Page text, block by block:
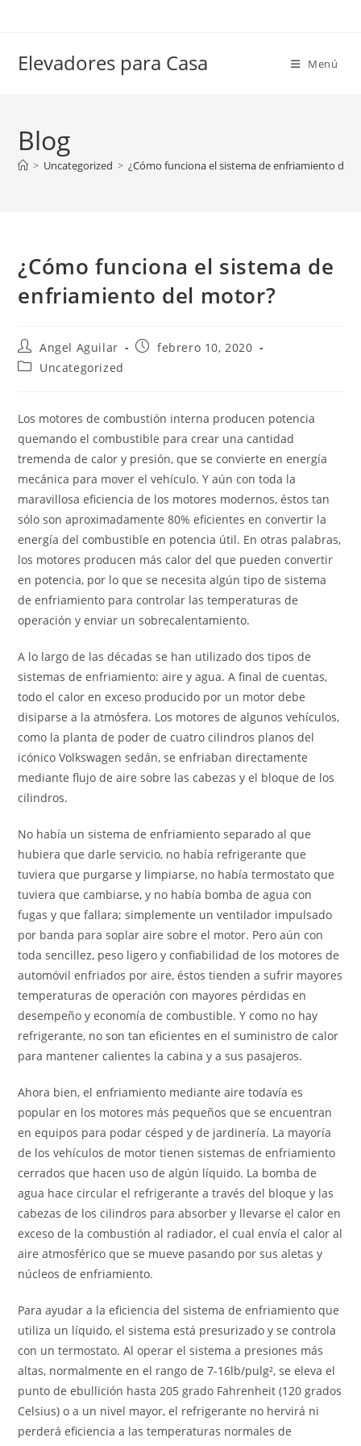
Elevadores para Casa Menú
Blog
> Uncategorized > ¿Cómo funciona el sistema de enfriamiento del
¿Cómo funciona el sistema de
enfriamiento del motor?
Autor
de
la
Angel Aguilar
Publicación
febrero 10, 2020
Categoría
entrada:
Uncategorized
Los motores de combustión interna producen potencia
quemando el combustible para crear una cantidad
tremenda de calor y presión, que se convierte en energía
mecánica para mover el vehículo. Y aún con toda la
maravillosa eficiencia de los motores modernos, éstos tan
sólo son aproximadamente 80% eficientes en convertir la
energía del combustible en potencia útil. En otras palabras,
los motores producen más calor del que pueden convertir
en potencia, por lo que se necesita algún tipo de sistema
de enfriamiento para controlar las temperaturas de
operación y enviar un sobrecalentamiento.
A lo largo de las décadas se han utilizado dos tipos de
sistemas de enfriamiento: aire y agua. A final de cuentas,
todo el calor en exceso producido por un motor debe
disiparse a la atmósfera. Los motores de algunos vehículos,
como la planta de poder de cuatro cilindros planos del
icónico Volkswagen sedán, se enfriaban directamente
mediante flujo de aire sobre las cabezas y el bloque de los
cilindros.
No había un sistema de enfriamiento separado al que
hubiera que darle servicio, no había refrigerante que
tuviera que purgarse y limpiarse, no había termostato que
tuviera que cambiarse, y no había bomba de agua con
fugas y que fallara; simplemente un ventilador impulsado
por banda para soplar aire sobre el motor. Pero aún con
toda sencillez, peso ligero y confiabilidad de los motores de
automóvil enfriados por aire, éstos tienden a sufrir mayores
temperaturas de operación con mayores pérdidas en
desempeño y economía de combustible. Y como no hay
refrigerante, no son tan eficientes en el suministro de calor
para mantener calientes la cabina y a sus pasajeros.
Ahora bien, el enfriamiento mediante aire todavía es
popular en los motores más pequeños que se encuentran
en equipos para podar césped y de jardinería. La mayoría
de los vehículos de motor tienen sistemas de enfriamiento
cerrados que hacen uso de algún líquido. La bomba de
agua hace circular el refrigerante a través del bloque y las
cabezas de los cilindros para absorber y llevarse el calor en
exceso de la combustión al radiador, el cual envía el calor al
aire atmosférico que se mueve pasando por sus aletas y
núcleos de enfriamiento.
Para ayudar a la eficiencia del sistema de enfriamiento que
utiliza un líquido, el sistema está presurizado y se controla
con un termostato. Al operar el sistema a presiones más
altas, normalmente en el rango de 7-16lb/pulg², se eleva el
punto de ebullición hasta 205 grado Fahrenheit (120 grados
Celsius) o a un nivel mayor, el refrigerante no hervirá ni
perderá eficiencia a las temperaturas normales de